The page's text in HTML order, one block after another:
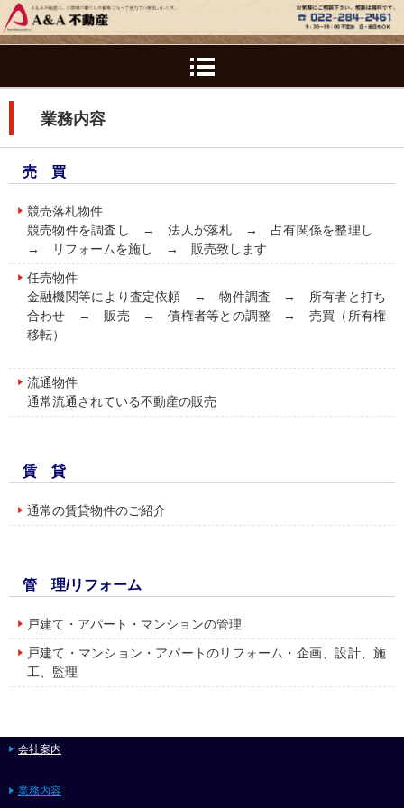
業務内容
売 買
競売落札物件
競売物件を調査し → 法人が落札 → 占有関係を整理し
→ リフォームを施し → 販売致します
任売物件
金融機関等により査定依頼 → 物件調査 → 所有者と打ち
合わせ → 販売 → 債権者等との調整 → 売買（所有権
移転）
流通物件
通常流通されている不動産の販売
賃 貸
通常の賃貸物件のご紹介
管 理/リフォーム
戸建て・アパート・マンションの管理
戸建て・マンション・アパートのリフォーム・企画、設計、施
工、監理
会社案内
業務内容